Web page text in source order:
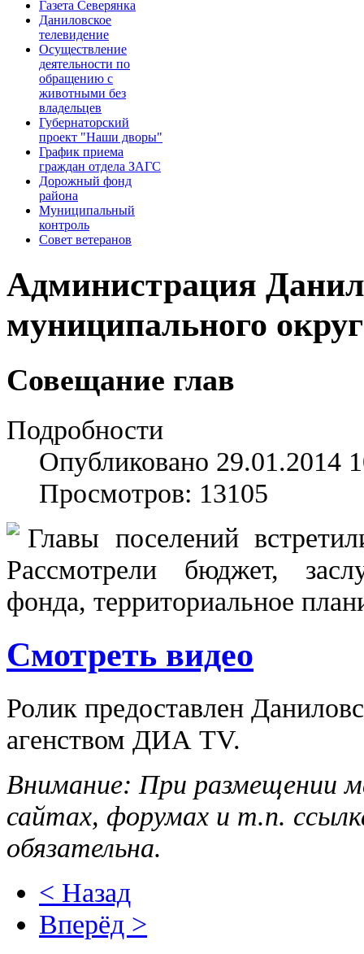
Газета Северянка
Даниловское
телевидение
Осуществление
деятельности по
обращению с
животными без
владельцев
Губернаторский
проект "Наши дворы"
График приема
граждан отдела ЗАГС
Дорожный фонд
района
Муниципальный
контроль
Совет ветеранов
Администрация
муниципального
Совещание глав
Подробности
Опубликовано 29.01.2014
Просмотров: 13105
Главы поселений
Рассмотрели бюджет,
фонда, территориальное
Cмотреть видео
Ролик предоставлен
агенством ДИА TV.
Внимание: При размещении
сайтах, форумах и т.п.
обязательна.
< Назад
Вперёд >